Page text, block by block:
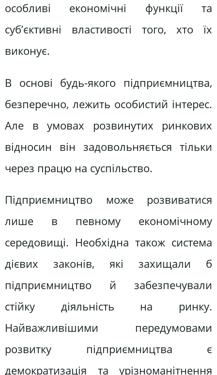
особливі економічні функції та
суб’єктивні властивості того, хто їх
виконує.
В основі будь-якого підприємництва,
безперечно, лежить особистий інтерес.
Але в умовах розвинутих ринкових
відносин він задовольняється тільки
через працю на суспільство.
Підприємництво може розвиватися
лише в певному економічному
середовищі. Необхідна також система
дієвих законів, які захищали б
підприємництво й забезпечували
стійку діяльність на ринку.
Найважливішими передумовами
розвитку підприємництва є
демократизація та урізноманітнення